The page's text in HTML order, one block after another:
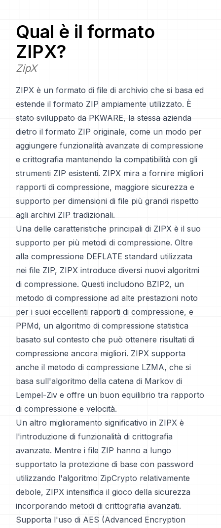
Qual è il formato
ZIPX?
ZipX
ZIPX è un formato di file di archivio che si basa ed
estende il formato ZIP ampiamente utilizzato. È
stato sviluppato da PKWARE, la stessa azienda
dietro il formato ZIP originale, come un modo per
aggiungere funzionalità avanzate di compressione
e crittografia mantenendo la compatibilità con gli
strumenti ZIP esistenti. ZIPX mira a fornire migliori
rapporti di compressione, maggiore sicurezza e
supporto per dimensioni di file più grandi rispetto
agli archivi ZIP tradizionali.
Una delle caratteristiche principali di ZIPX è il suo
supporto per più metodi di compressione. Oltre
alla compressione DEFLATE standard utilizzata
nei file ZIP, ZIPX introduce diversi nuovi algoritmi
di compressione. Questi includono BZIP2, un
metodo di compressione ad alte prestazioni noto
per i suoi eccellenti rapporti di compressione, e
PPMd, un algoritmo di compressione statistica
basato sul contesto che può ottenere risultati di
compressione ancora migliori. ZIPX supporta
anche il metodo di compressione LZMA, che si
basa sull'algoritmo della catena di Markov di
Lempel-Ziv e offre un buon equilibrio tra rapporto
di compressione e velocità.
Un altro miglioramento significativo in ZIPX è
l'introduzione di funzionalità di crittografia
avanzate. Mentre i file ZIP hanno a lungo
supportato la protezione di base con password
utilizzando l'algoritmo ZipCrypto relativamente
debole, ZIPX intensifica il gioco della sicurezza
incorporando metodi di crittografia avanzati.
Supporta l'uso di AES (Advanced Encryption